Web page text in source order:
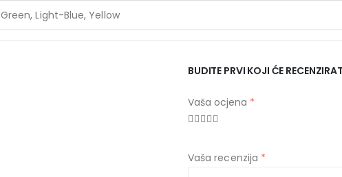
Green, Light-Blue, Yellow
BUDITE PRVI KOJI ĆE
Vaša ocjena *
Vaša recenzija *